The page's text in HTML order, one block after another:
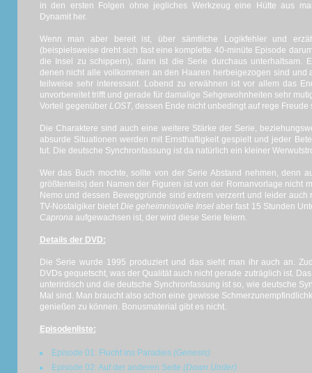
in den ersten Folgen ohne jegliches Werkzeug eine Hütte aus
Dynamit her.
Wenn man aber bereit ist, über sämtliche Logikfehler und
(beispielsweise dreht sich fast eine komplette 40-minüte Episode
die Insel zu schippern), dann ist die Serie durchaus unterhaltsam.
denen nicht alle vollkommen an den Haaren herbeigezogen sind und
teilweise sehr interessant. Lobend zu erwähnen ist vor allem das
unvorbereitet trifft und gerade für damalige Sehgewohnheiten sehr
Vorteil gegenüber LOST, dessen Ende nicht unbedingt auf rege Freude
Die Charaktere sind auch eine weitere Stärke der Serie,
absurde Situationen werden mit Ernsthaftigkeit gespielt und jeder
tut. Die deutsche Synchronfassung ist da natürlich ein kleiner
Wer das Buch mochte, sollte von der Serie Abstand nehmen, denn
größtenteils) den Namen der Figuren ist von der Romanvorlage nicht
Nemo und dessen Beweggründe sind extrem verzerrt und leider
TV-Nostalgiker bietet Die geheimnisvolle Insel aber fast 15 Stunden
Caprona aufgewachsen ist, der wird diese Serie feiern.
Details der DVD:
Die Serie wurde 1995 produziert und das sieht man ihr auch an.
DVDs gequetscht, was der Qualität auch nicht gerade zuträglich ist.
unterirdisch und die deutsche Synchronfassung ist so, wie deutsche
Mal sind. Man braucht also schon eine gewisse
genießen zu können. Bonusmaterial gibt es nicht.
Episodenliste:
Episode 01: Flucht ins Paradies (Genesis)
Episode 02: Auf der anderen Seite (Down Under)